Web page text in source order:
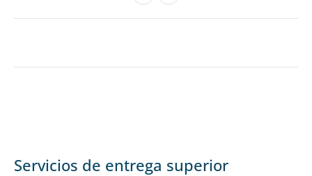
Servicios de entrega superior